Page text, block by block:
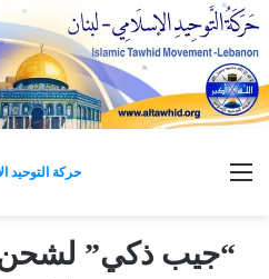
حركة التوحيد
“جيب ذكي” لشحن